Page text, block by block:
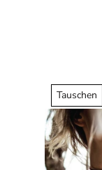
Tauschen